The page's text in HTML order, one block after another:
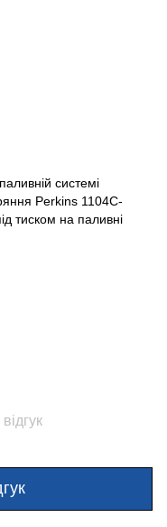
системі
Perkins 1104C-
тиском на паливні